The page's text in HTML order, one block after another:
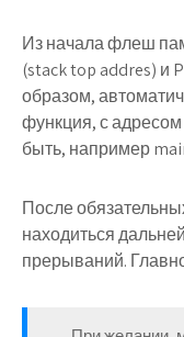
Из начала флеш
(stack top addres) и
образом,
функция, с
быть, например
После
находиться
прерываний.